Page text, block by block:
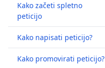
Kako začeti spletno
peticijo
Kako napisati peticijo?
Kako promovirati peticijo?